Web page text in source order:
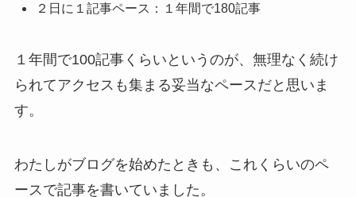
２日に１記事ペース：１年間で180記事
１年間で100記事くらいというのが、無理なく続け
られてアクセスも集まる妥当なペースだと思いま
す。
わたしがブログを始めたときも、これくらいのペ
ースで記事を書いていました。